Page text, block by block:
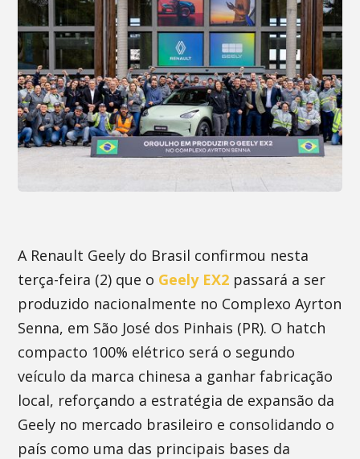
A Renault Geely do Brasil confirmou nesta
terça-feira (2) que o Geely EX2 passará a ser
produzido nacionalmente no Complexo Ayrton
Senna, em São José dos Pinhais (PR). O hatch
compacto 100% elétrico será o segundo
veículo da marca chinesa a ganhar fabricação
local, reforçando a estratégia de expansão da
Geely no mercado brasileiro e consolidando o
país como uma das principais bases da